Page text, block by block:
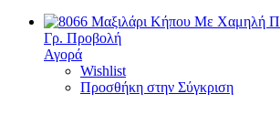
Γρ. Προβολή
Αγορά
Wishlist
Προσθήκη στην Σύγκριση